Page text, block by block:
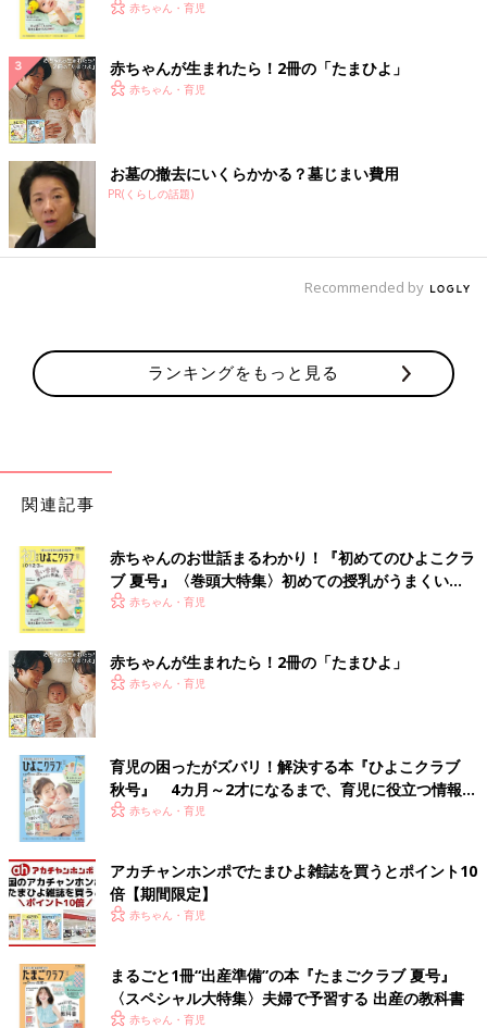
く！ おっぱい・ミルクの基本と夏のトラブル 解決テ
赤ちゃん・育児
赤ちゃんが生まれたら！2冊の「たまひよ」
赤ちゃん・育児
お墓の撤去にいくらかかる？墓じまい費用
PR(くらしの話題)
Recommended by
ランキングをもっと見る
関連記事
赤ちゃんのお世話まるわかり！『初めてのひよこクラ
ブ 夏号』〈巻頭大特集〉初めての授乳がうまくい
く！ おっぱい・ミルクの基本と夏のトラブル 解決テ
赤ちゃん・育児
赤ちゃんが生まれたら！2冊の「たまひよ」
赤ちゃん・育児
育児の困ったがズバリ！解決する本『ひよこクラブ
秋号』 4カ月～2才になるまで、育児に役立つ情報が
いっぱい！
赤ちゃん・育児
アカチャンホンポでたまひよ雑誌を買うとポイント10
倍【期間限定】
赤ちゃん・育児
まるごと1冊“出産準備”の本『たまごクラブ 夏号』
〈スペシャル大特集〉夫婦で予習する 出産の教科書
赤ちゃん・育児